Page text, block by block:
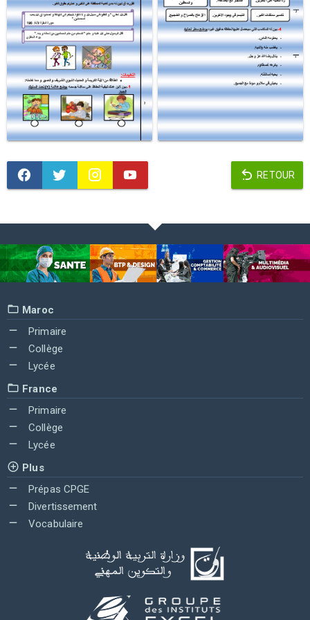
RETOUR
Maroc
Primaire
Collège
Lycée
France
Primaire
Collège
Lycée
Plus
Prépas CPGE
Divertissement
Vocabulaire